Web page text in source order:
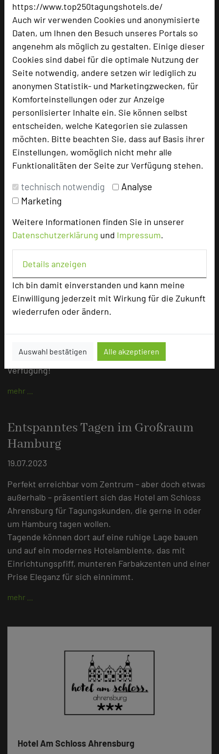
https://www.top250tagungshotels.de/
Auch wir verwenden Cookies und anonymisierte
Daten, um Ihnen den Besuch unseres Portals so
angenehm als möglich zu gestalten. Einige dieser
Cookies sind dabei für die optimale Nutzung der
Seite notwendig, andere setzen wir lediglich zu
anonymen Statistik- und Marketingzwecken, für
Komforteinstellungen oder zur Anzeige
personlisierter Inhalte ein. Sie können selbst
entscheiden, welche Kategorien sie zulassen
möchten. Bitte beachten Sie, dass auf Basis ihrer
Einstellungen, womöglich nicht mehr alle
Funktionalitäten der Seite zur Verfügung stehen.
technisch notwendig
Analyse
Marketing
Weitere Informationen finden Sie in unserer
Datenschutzerklärung und Impressum.
Details anzeigen
Ich bin damit einverstanden und kann meine
Einwilligung jederzeit mit Wirkung für die Zukunft
wiederrufen oder ändern.
Auswahl bestätigen Alle akzeptieren
Energieeffizient tagen
26.08.2024
Nachhaltigkeit aktiv leben
mehr …
Innovation durch Individualität
09.08.2024
Im Hotel am Schloss Ahrensburg wissen wir, dass
wahre Innovation durch die Verbindung von
entsteht. Somit setzen wir in unserem
Tagungsbereich auf maßgeschneiderte Lösungen
und eine persönliche Note.
mehr …
Geschwindigkeit - Tagungs/Wlan
08.07.2024
Bei uns im Hotel Am Schloss Ahrensburg wird das
hochmodernes Tagungs-WLAN mit einer
Geschwindigkeit von bis zu 100000 MBit/s zur
Verfügung!
mehr …
Entspanntes Tagen im Großraum
Hamburg
19.07.2023
Perfekt erreichbar vom Zentrum – aber doch etwas
außerhalb – präsentiert sich das Hotel am Schloss
Ahrensburg für Tagungskunden, die gerne in oder
um Hamburg tagen wollen.
Tagende können dort auf eine ruhige Lage bauen
und auf ein modernes Hotelambiente, das mit
Einrichtungspfiff, munteren Farbakzenten und einer
Prise Eleganz für sich einnimmt.
mehr …
Hotel Am Schloss Ahrensburg